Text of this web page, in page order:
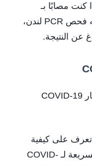
كنت مصابًا بـ
، واكتشف ما يتضمنه فحص PCR لندن،
عن النتيجة.
تعرف على الأنواع المختلفة لاختبار COVID-19
تعرف على كيفية
إجراء اختبارات التدفق الجانبي السريعة لـ COVID-